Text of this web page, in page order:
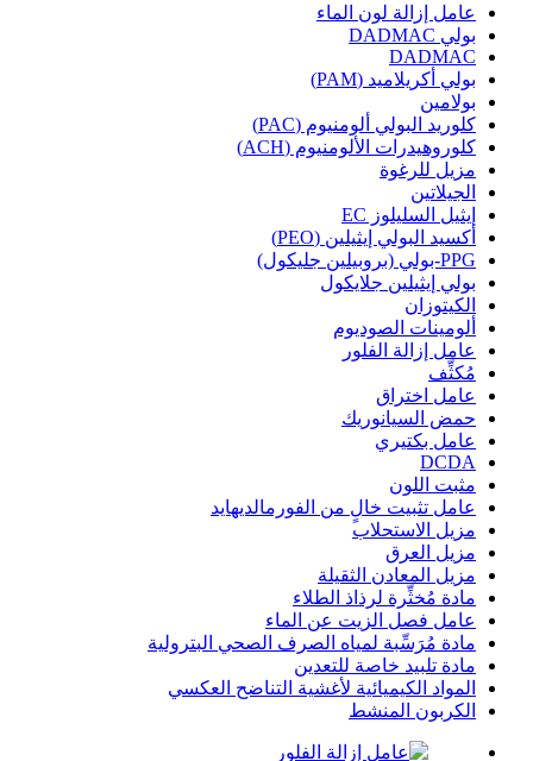
عامل إزالة لون الماء
بولي DADMAC
DADMAC
بولي أكريلاميد (PAM)
بولامين
كلوريد البولي ألومنيوم (PAC)
كلوروهيدرات الألومنيوم (ACH)
مزيل للرغوة
الجيلاتين
إيثيل السليلوز EC
أكسيد البولي إيثيلين (PEO)
PPG-بولي (بروبيلين جليكول)
بولي إيثيلين جلايكول
الكيتوزان
ألومينات الصوديوم
عامل إزالة الفلور
مُكثِّف
عامل اختراق
حمض السيانوريك
عامل بكتيري
DCDA
مثبت اللون
عامل تثبيت خالٍ من الفورمالديهايد
مزيل الاستحلاب
مزيل العرق
مزيل المعادن الثقيلة
مادة مُخثِّرة لرذاذ الطلاء
عامل فصل الزيت عن الماء
مادة مُرَسِّبة لمياه الصرف الصحي البترولية
مادة تلبيد خاصة للتعدين
المواد الكيميائية لأغشية التناضح العكسي
الكربون المنشط